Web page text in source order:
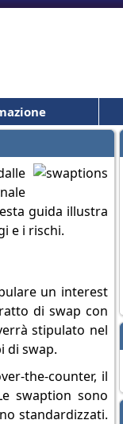
guida illustra
e i rischi.
un interest
di swap con
stipulato nel
di swap.
the-counter, il
swaption sono
standardizzati.